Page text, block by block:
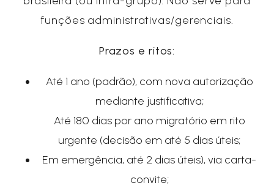
funções administrativas/gerenciais.
Prazos e ritos:
Até 1 ano (padrão), com nova autorização
mediante justificativa;
Até 180 dias por ano migratório em rito
urgente (decisão em até 5 dias úteis;
Em emergência, até 2 dias úteis), via carta-
convite;